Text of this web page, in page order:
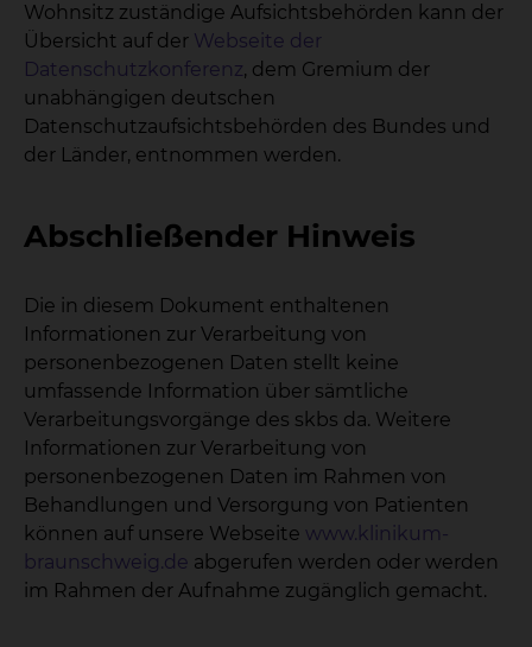
Wohnsitz zuständige Aufsichtsbehörden kann der
Übersicht auf der Webseite der
Datenschutzkonferenz, dem Gremium der
unabhängigen deutschen
Datenschutzaufsichtsbehörden des Bundes und
der Länder, entnommen werden.
Abschließender Hinweis
Die in diesem Dokument enthaltenen
Informationen zur Verarbeitung von
personenbezogenen Daten stellt keine
umfassende Information über sämtliche
Verarbeitungsvorgänge des skbs da. Weitere
Informationen zur Verarbeitung von
personenbezogenen Daten im Rahmen von
Behandlungen und Versorgung von Patienten
können auf unsere Webseite www.klinikum-
braunschweig.de abgerufen werden oder werden
im Rahmen der Aufnahme zugänglich gemacht.